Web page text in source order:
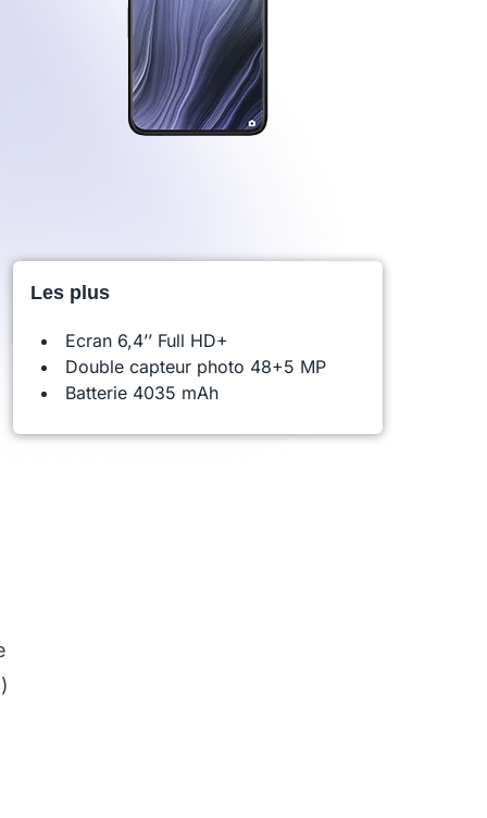
Les plus
Ecran 6,4’’ Full HD+
Double capteur photo 48+5 MP
Batterie 4035 mAh